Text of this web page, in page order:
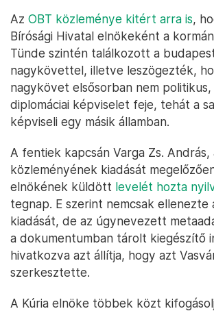
Az OBT közleménye kitért arra is,
Bírósági Hivatal elnökeként a
Tünde szintén találkozott a
nagykövettel, illetve leszögezték,
nagykövet elsősorban nem politikus,
diplomáciai képviselet feje, tehát a
képviseli egy másik államban.
A fentiek kapcsán Varga Zs. András,
közleményének kiadását
elnökének küldött levelét hozta
tegnap. E szerint nemcsak ellenezte
kiadását, de az úgynevezett
a dokumentumban tárolt kiegészítő
hivatkozva azt állítja, hogy azt
szerkesztette.
A Kúria elnöke többek közt